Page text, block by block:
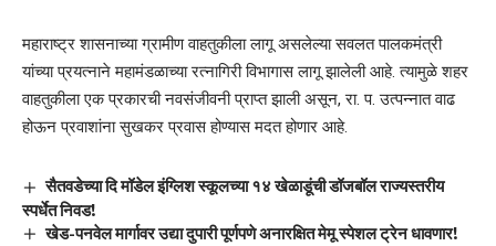
महाराष्ट्र शासनाच्या ग्रामीण वाहतुकीला लागू असलेल्या सवलत पालकमंत्री
यांच्या प्रयत्नाने महामंडळाच्या रत्नागिरी विभागास लागू झालेली आहे. त्यामुळे शहर
वाहतुकीला एक प्रकारची नवसंजीवनी प्राप्त झाली असून, रा. प. उत्पन्नात वाढ
होऊन प्रवाशांना सुखकर प्रवास होण्यास मदत होणार आहे.
सैतवडेच्या दि मॉडेल इंग्लिश स्कूलच्या १४ खेळाडूंची डॉजबॉल राज्यस्तरीय
स्पर्धेत निवड!
खेड-पनवेल मार्गावर उद्या दुपारी पूर्णपणे अनारक्षित मेमू स्पेशल ट्रेन धावणार!